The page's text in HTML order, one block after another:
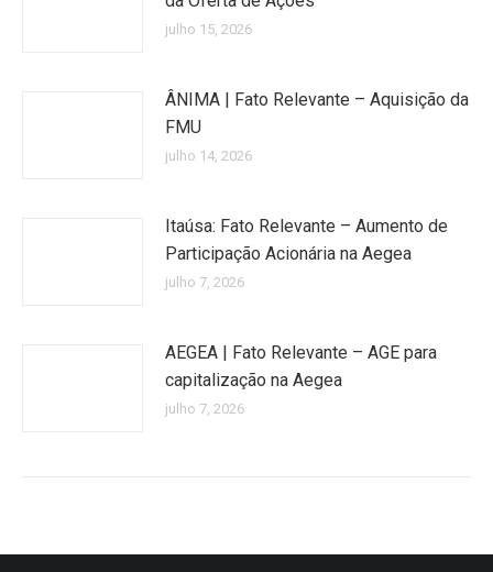
julho 15, 2026
ÂNIMA | Fato Relevante – Aquisição da
FMU
julho 14, 2026
Itaúsa: Fato Relevante – Aumento de
Participação Acionária na Aegea
julho 7, 2026
AEGEA | Fato Relevante – AGE para
capitalização na Aegea
julho 7, 2026